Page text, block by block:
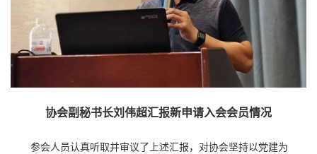
协会副秘书长刘伟超汇报新申请入会会员情况
参会人员认真听取并审议了上述汇报，对协会坚持以党建为